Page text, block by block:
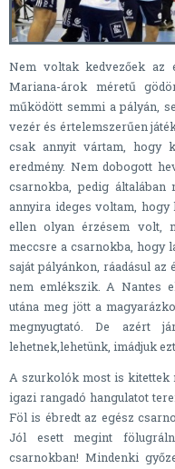
Nem voltak kedvezőek az
Mariana-árok méretű
működött semmi a pályán,
vezér és értelemszerűen
csak annyit vártam, hogy
eredmény. Nem dobogott
csarnokba, pedig általában
annyira ideges voltam,
ellen olyan érzésem volt,
meccsre a csarnokba, hogy
saját pályánkon, ráadásul az
nem emlékszik. A Nantes
utána meg jött a
megnyugtató. De azért
lehetnek,lehetünk, imádjuk
A szurkolók most is kitettek
igazi rangadó hangulatot
Föl is ébredt az egész
Jól esett megint
csarnokban! Mindenki